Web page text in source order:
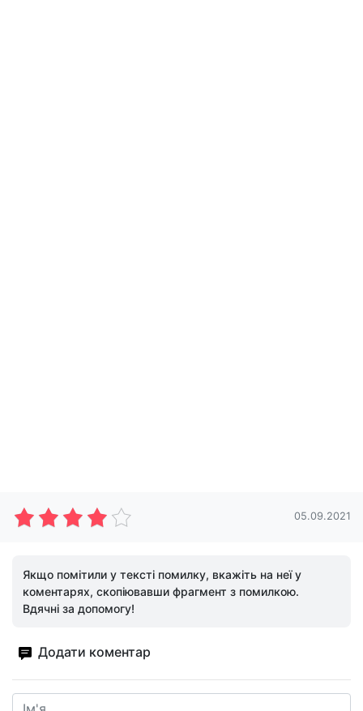
05.09.2021
Якщо помітили у тексті помилку, вкажіть на неї у
коментарях, скопіювавши фрагмент з помилкою.
Вдячні за допомогу!
Додати коментар